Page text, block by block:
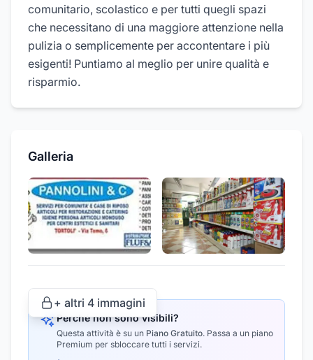
comunitario, scolastico e per tutti quegli spazi
che necessitano di una maggiore attenzione nella
pulizia o semplicemente per accontentare i più
esigenti! Puntiamo al meglio per unire qualità e
risparmio.
Galleria
+ altri 4 immagini
Perché non sono visibili?
Questa attività è su un Piano Gratuito. Passa a un piano
Premium per sbloccare tutti i servizi.